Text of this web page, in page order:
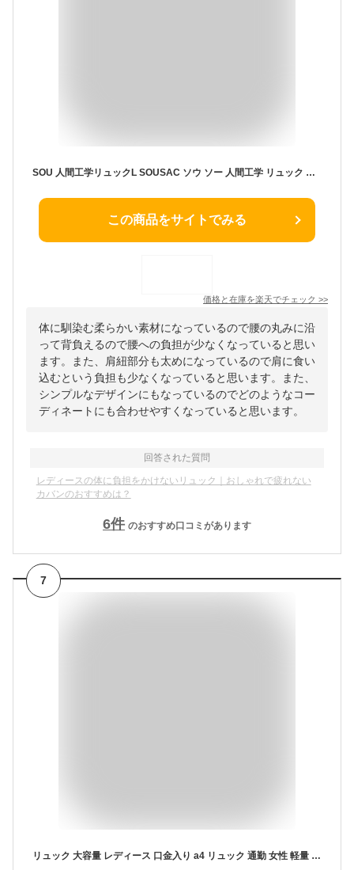
SOU 人間工学リュックL SOUSAC ソウ ソー 人間工学 リュック バッグ バック 鞄 かばん カバン バックパック リュックサック 軽量 お出かけ 旅行 プレゼント 水玉 ギフト 送料無料 人間科学 体に寄り添う 肩 腰 負担軽 肩になじむ 柔らか 背中に添う 腰で支える 過重負担 分散
この商品をサイトでみる
価格と在庫を楽天でチェック >>
体に馴染む柔らかい素材になっているので腰の丸みに沿
って背負えるので腰への負担が少なくなっていると思い
ます。また、肩紐部分も太めになっているので肩に食い
込むという負担も少なくなっていると思います。また、
シンプルなデザインにもなっているのでどのようなコー
ディネートにも合わせやすくなっていると思います。
回答された質問
レディースの体に負担をかけないリュック｜おしゃれで疲れない
カバンのおすすめは？
6件 のおすすめ口コミがあります
7
リュック 大容量 レディース 口金入り a4 リュック 通勤 女性 軽量 高密度ナイロン 大人 リュックサック バックパック ギャザー 通勤通学 大きいサイズ PC リュック ビッグリュック 軽い 大人 バック おしゃれ bsib-p1871x 母の日 プレゼント 【aroco/アロコ】